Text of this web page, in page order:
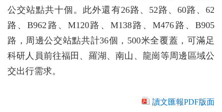
公交站點共十個。此外還有26路、52路、60路、62
路、B962路、M120路、M138路、M476路、B905
路，周邊公交站點共計36個，500米全覆蓋，可滿足
科研人員前往福田、羅湖、南山、龍崗等周邊區域公
交出行需求。
讀文匯報PDF版面